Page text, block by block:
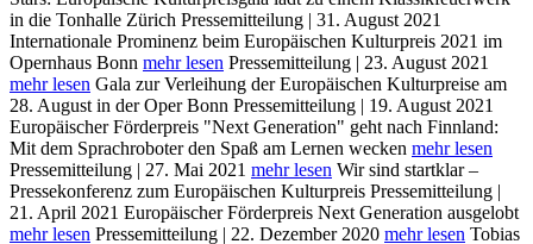
in die Tonhalle Zürich Pressemitteilung | 31. August 2021
Internationale Prominenz beim Europäischen Kulturpreis 2021 im
Opernhaus Bonn mehr lesen Pressemitteilung | 23. August 2021
mehr lesen Gala zur Verleihung der Europäischen Kulturpreise am
28. August in der Oper Bonn Pressemitteilung | 19. August 2021
Europäischer Förderpreis "Next Generation" geht nach Finnland:
Mit dem Sprachroboter den Spaß am Lernen wecken mehr lesen
Pressemitteilung | 27. Mai 2021 mehr lesen Wir sind startklar –
Pressekonferenz zum Europäischen Kulturpreis Pressemitteilung |
21. April 2021 Europäischer Förderpreis Next Generation ausgelobt
mehr lesen Pressemitteilung | 22. Dezember 2020 mehr lesen Tobias